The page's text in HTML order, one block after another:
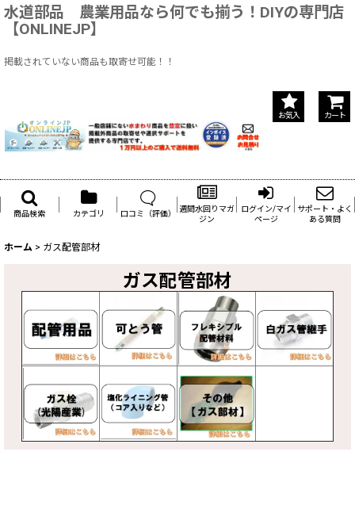
水道部品 農業用品なら何でも揃う！DIYの専門店
【ONLINEJP】
掲載されていない商品も取寄せ可能！！
お気入 カート
商品検索 カテゴリ 口コミ（評価）
週間水回りマガ
ジン
ログイン/マイ
ページ
サポート・よく
ある質問
ホーム > ガス配管部材
ガス配管部材